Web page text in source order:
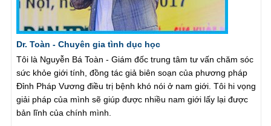
Dr. Toàn - Chuyên gia tình dục học
Tôi là Nguyễn Bá Toàn - Giám đốc trung tâm tư vấn chăm sóc
sức khỏe giới tính, đồng tác giả biên soạn của phương pháp
Đỉnh Pháp Vương điều trị bệnh khó nói ở nam giới. Tôi hi vọng
giải pháp của mình sẽ giúp được nhiều nam giới lấy lại được
bản lĩnh của chính mình.